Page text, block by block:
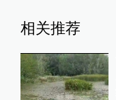
相关推荐